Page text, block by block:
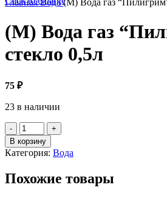
ГлавнаяВода(М) Вода газ
(М) Вода газ
стекло 0,5л
75 ₽
23 в наличии
Количество
товара
(М)
Вода
"Пилигрим"
В корзину
Категория: Вода
Похожие товары